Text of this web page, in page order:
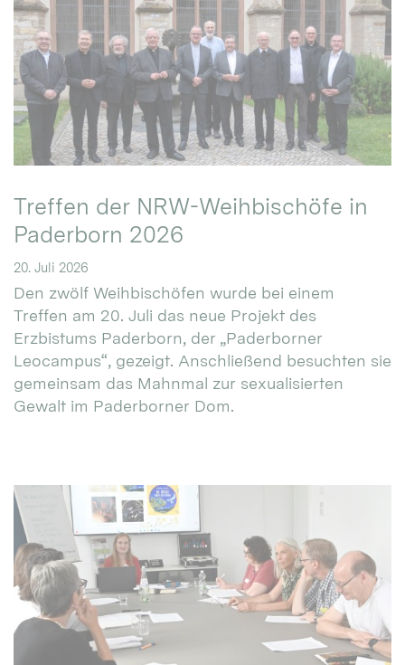
Treffen der NRW-Weihbischöfe in
Paderborn 2026
20. Juli 2026
Den zwölf Weihbischöfen wurde bei einem
Treffen am 20. Juli das neue Projekt des
Erzbistums Paderborn, der „Paderborner
Leocampus“, gezeigt. Anschließend besuchten sie
gemeinsam das Mahnmal zur sexualisierten
Gewalt im Paderborner Dom.